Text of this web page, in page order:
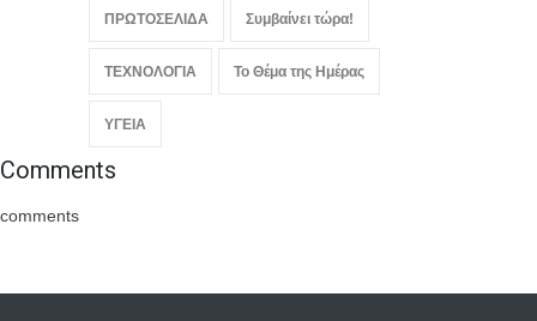
ΠΡΩΤΟΣΕΛΙΔΑ Συμβαίνει τώρα!
ΤΕΧΝΟΛΟΓΙΑ Το Θέμα της Ημέρας
ΥΓΕΙΑ
Comments
comments